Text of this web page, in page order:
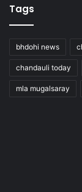
Tags
bhdohi news
chandauli today
mla mugalsaray